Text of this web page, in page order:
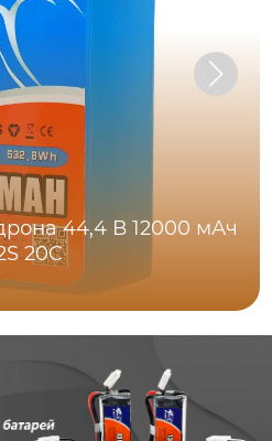
44,4 В 12000 мАч
20C